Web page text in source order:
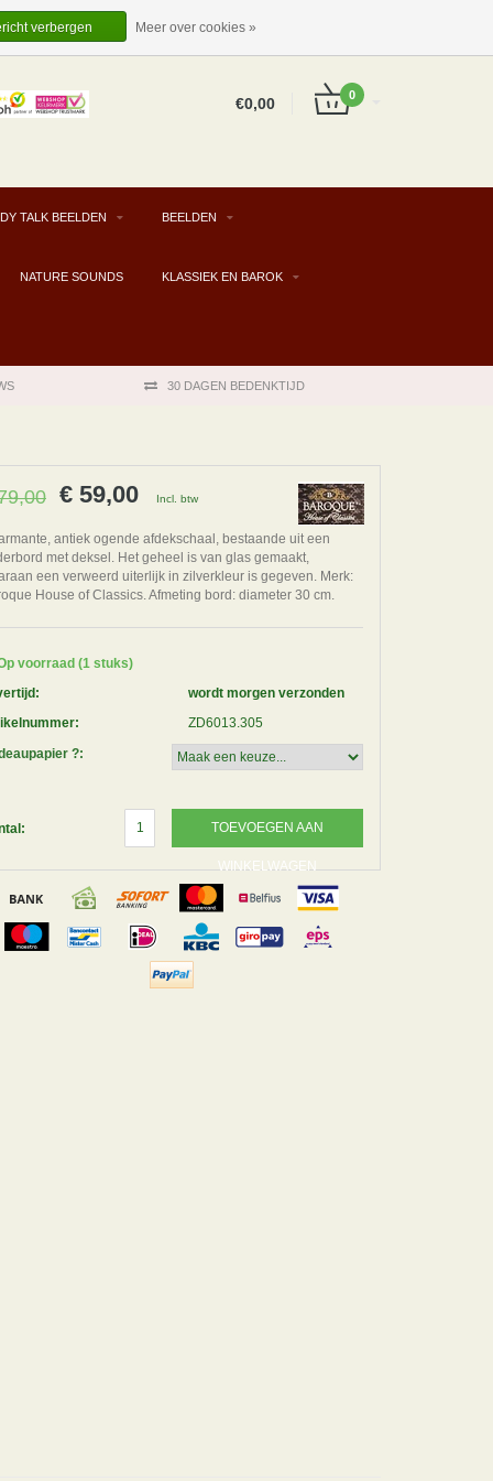
INLOGGEN
EUR
€0,00 0
TALK BEELDEN BEELDEN
NATURE SOUNDS KLASSIEK EN BAROK
30 DAGEN BEDENKTIJD
€ 59,00 Incl. btw
antiek ogende afdekschaal, bestaande uit een
met deksel. Het geheel is van glas gemaakt,
een verweerd uiterlijk in zilverkleur is gegeven. Merk:
House of Classics. Afmeting bord: diameter 30 cm.
voorraad (1 stuks)
wordt morgen verzonden
ZD6013.305
?:
TOEVOEGEN AAN
WINKELWAGEN
verbergen Meer over cookies »